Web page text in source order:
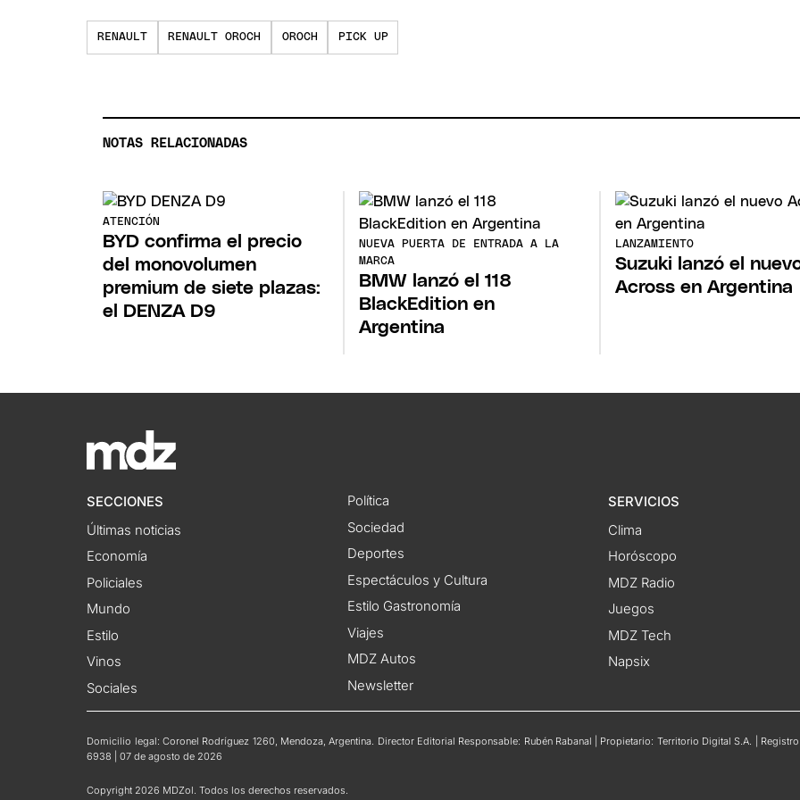
RENAULT RENAULT OROCH OROCH PICK UP
NOTAS RELACIONADAS
ATENCIÓN
BYD confirma el precio
del monovolumen
premium de siete plazas:
el DENZA D9
NUEVA PUERTA DE ENTRADA A LA
MARCA
BMW lanzó el 118
BlackEdition en
Argentina
LANZAMIENTO
Suzuki lanzó el
Across en Argentina
SECCIONES
Últimas noticias
Economía
Policiales
Mundo
Estilo
Vinos
Sociales
Política
Sociedad
Deportes
Espectáculos y Cultura
Estilo Gastronomía
Viajes
MDZ Autos
Newsletter
SERVICIOS
Clima
Horóscopo
MDZ Radio
Juegos
MDZ Tech
Napsix
Domicilio legal: Coronel Rodríguez 1260, Mendoza, Argentina. Director Editorial Responsable: Rubén Rabanal | Propietario: Territorio Digital S.A. |
6938 | 07 de agosto de 2026
Copyright 2026 MDZol. Todos los derechos reservados.